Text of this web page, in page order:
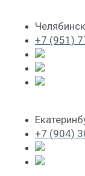
+7 (951)
+7 (904)